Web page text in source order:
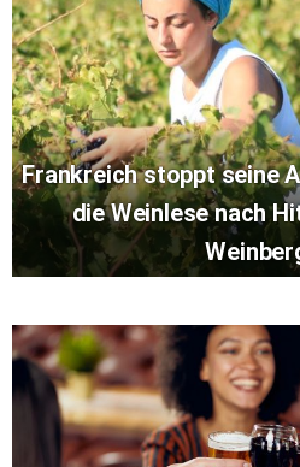
Frankreich stoppt seine
die Weinlese nach